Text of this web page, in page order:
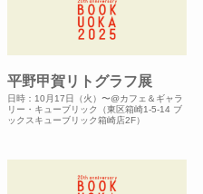
平野甲賀リトグラフ展
日時：10月17日（火）〜@カフェ＆ギャラ
リー・キューブリック（東区箱崎1-5-14 ブ
ックスキューブリック箱崎店2F）